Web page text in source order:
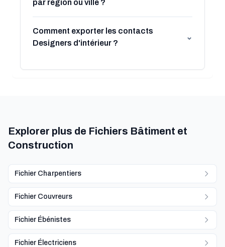
par région ou ville ?
Comment exporter les contacts
Designers d'intérieur ?
⌄
Explorer plus de Fichiers Bâtiment et
Construction
Fichier Charpentiers
Fichier Couvreurs
Fichier Ébénistes
Fichier Électriciens